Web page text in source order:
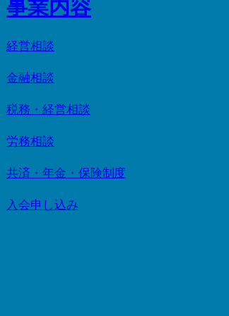
事業内容
経営相談
金融相談
税務・経営相談
労務相談
共済・年金・保険制度
入会申し込み